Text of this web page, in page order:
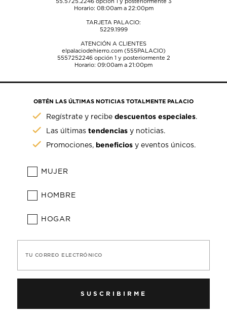
55.5725.2246opción 1 y posteriormente 3
Horario: 08:00am a 22:00pm
TARJETA PALACIO:
5229.1999
ATENCIÓN A CLIENTES
elpalaciodehierro.com (555PALACIO)
5557252246opción 1 y posteriormente 2
Horario: 09:00am a 21:00pm
OBTÉN LAS ÚLTIMAS NOTICIAS TOTALMENTE PALACIO
Regístrate y recibedescuentos especiales.
Las últimastendencias y noticias.
Promociones, beneficios y eventos únicos.
MUJER
HOMBRE
HOGAR
TU CORREO ELECTRÓNICO
SUSCRIBIRME